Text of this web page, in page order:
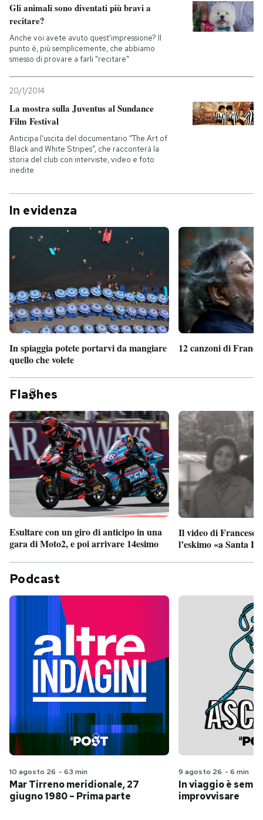
Gli animali sono diventati più bravi a
recitare?
Anche voi avete avuto quest'impressione? Il
punto è, più semplicemente, che abbiamo
smesso di provare a farli "recitare"
20/1/2014
La mostra sulla Juventus al Sundance
Film Festival
Anticipa l'uscita del documentario “The Art of
Black and White Stripes”, che racconterà la
storia del club con interviste, video e foto
inedite
In evidenza
In spiaggia potete portarvi da mangiare
quello che volete
12 canzoni di
Fla hes
Esultare con un giro di anticipo in una
gara di Moto2, e poi arrivare 14esimo
Il video di
l’eskimo «a Santa
Podcast
10 agosto 26 - 63 min
Mar Tirreno meridionale, 27
giugno 1980 – Prima parte
9 agosto 26 - 6 min
In viaggio è
improvvisare